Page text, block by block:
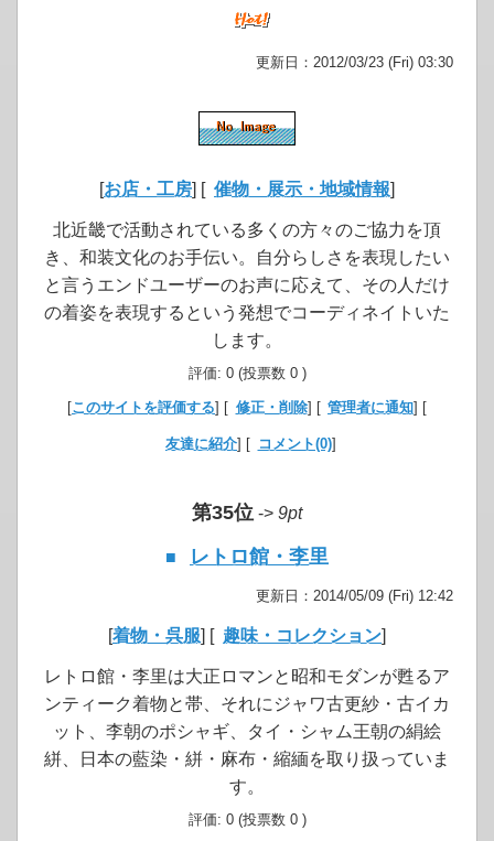
更新日：2012/03/23 (Fri) 03:30
[お店・工房] [ 催物・展示・地域情報]
北近畿で活動されている多くの方々のご協力を頂
き、和装文化のお手伝い。自分らしさを表現したい
と言うエンドユーザーのお声に応えて、その人だけ
の着姿を表現するという発想でコーディネイトいた
します。
評価: 0 (投票数 0 )
[このサイトを評価する] [ 修正・削除] [ 管理者に通知] [
友達に紹介] [ コメント(0)]
第35位 -> 9pt
■ レトロ館・李里
更新日：2014/05/09 (Fri) 12:42
[着物・呉服] [ 趣味・コレクション]
レトロ館・李里は大正ロマンと昭和モダンが甦るア
ンティーク着物と帯、それにジャワ古更紗・古イカ
ット、李朝のポシャギ、タイ・シャム王朝の絹絵
絣、日本の藍染・絣・麻布・縮緬を取り扱っていま
す。
評価: 0 (投票数 0 )